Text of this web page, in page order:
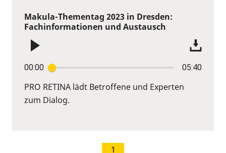
Makula-Thementag 2023 in Dresden:
Fachinformationen und Austausch
00:00 05:40
PRO RETINA lädt Betroffene und Experten
zum Dialog.
1